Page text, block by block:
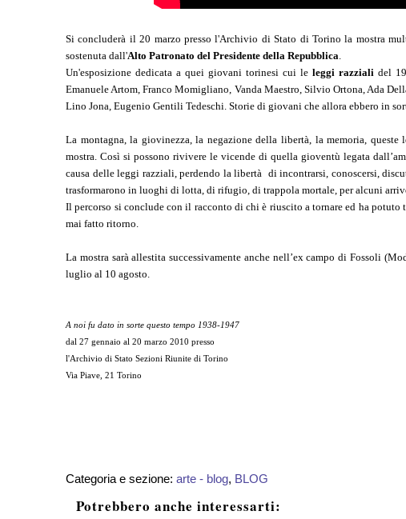
Si concluderà il 20 marzo presso l'Archivio di Stato di Torino la mostra
sostenuta dall'Alto Patronato del Presidente della Repubblica
Un'esposizione dedicata a quei giovani torinesi cui le leggi razziali del
Emanuele Artom, Franco Momigliano, Vanda Maestro, Silvio Ortona, Ada
Lino Jona, Eugenio Gentili Tedeschi. Storie di giovani che allora ebbero in
La montagna, la giovinezza, la negazione della libertà, la memoria,
mostra. Così si possono rivivere le vicende di quella gioventù legata
causa delle leggi razziali, perdendo la libertà di incontrarsi, conoscersi,
trasformarono in luoghi di lotta, di rifugio, di trappola mortale, per alcuni
Il percorso si conclude con il racconto di chi è riuscito a tornare ed ha
mai fatto ritorno.
La mostra sarà allestita successivamente anche nell’ex campo di Fossoli
luglio al 10 agosto.
A noi fu dato in sorte questo tempo 1938-1947
dal 27 gennaio al 20 marzo 2010 presso
l'Archivio di Stato Sezioni Riunite di Torino
Via Piave, 21 Torino
Categoria e sezione: arte - blog, BLOG
Potrebbero anche interessarti: